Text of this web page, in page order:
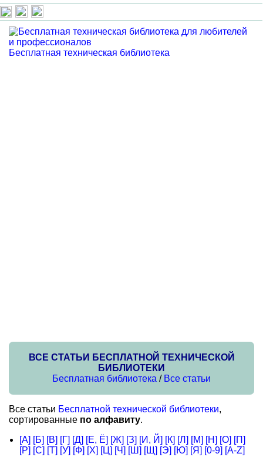
Бесплатная техническая библиотека
ВСЕ СТАТЬИ БЕСПЛАТНОЙ ТЕХНИЧЕСКОЙ
БИБЛИОТЕКИ
Бесплатная библиотека / Все статьи
Все статьи Бесплатной технической библиотеки,
сортированные по алфавиту.
[А] [Б] [В] [Г] [Д] [Е, Ё] [Ж] [З] [И, Й] [К] [Л] [М] [Н] [О] [П]
[Р] [С] [Т] [У] [Ф] [Х] [Ц] [Ч] [Ш] [Щ] [Э] [Ю] [Я] [0-9] [A-Z]